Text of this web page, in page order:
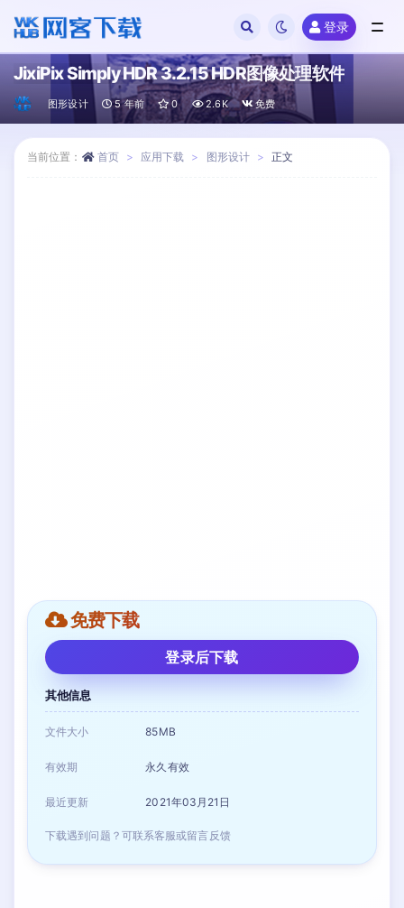
登录
JixiPix Simply HDR 3.2.15 HDR图像处理软件
图形设计 5 年前 0 2.6K 免费
当前位置： 首页 应用下载 图形设计 正文
免费下载
登录后下载
其他信息
文件大小 85MB
有效期 永久有效
最近更新 2021年03月21日
下载遇到问题？可联系客服或留言反馈
全部